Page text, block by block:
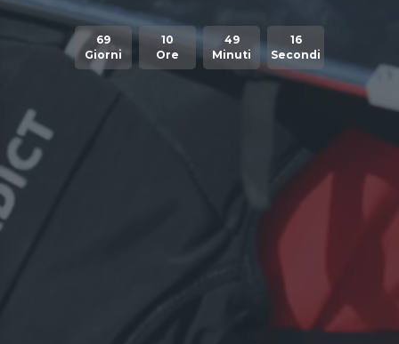
69
Giorni
10
Ore
49
Minuti
15
Secondi